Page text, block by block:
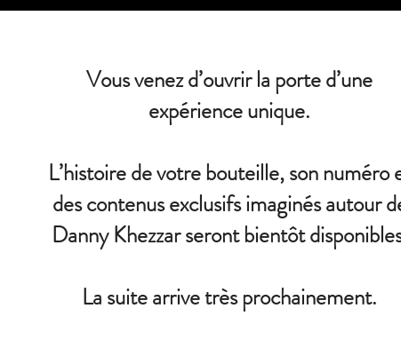
Vous venez d’ouvrir la porte d’une
expérience unique.
L’histoire de votre bouteille, son numéro
des contenus exclusifs imaginés autour
Danny Khezzar seront bientôt
La suite arrive très prochainement.